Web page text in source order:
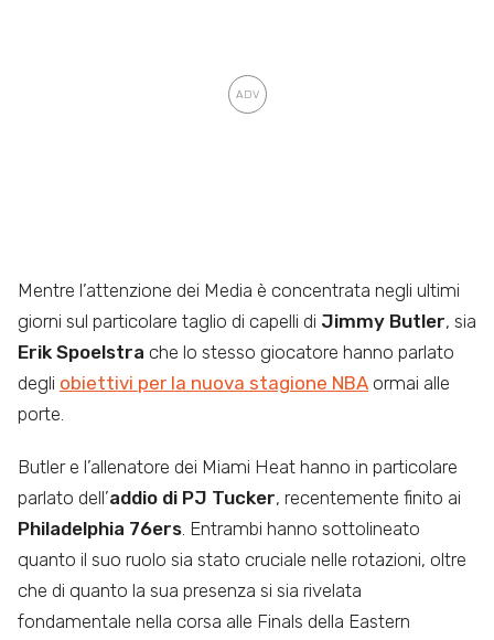
Mentre l’attenzione dei Media è concentrata negli ultimi
giorni sul particolare taglio di capelli di Jimmy Butler, sia
Erik Spoelstra che lo stesso giocatore hanno parlato
degli obiettivi per la nuova stagione NBA ormai alle
porte.
Butler e l’allenatore dei Miami Heat hanno in particolare
parlato dell’addio di PJ Tucker, recentemente finito ai
Philadelphia 76ers. Entrambi hanno sottolineato
quanto il suo ruolo sia stato cruciale nelle rotazioni, oltre
che di quanto la sua presenza si sia rivelata
fondamentale nella corsa alle Finals della Eastern